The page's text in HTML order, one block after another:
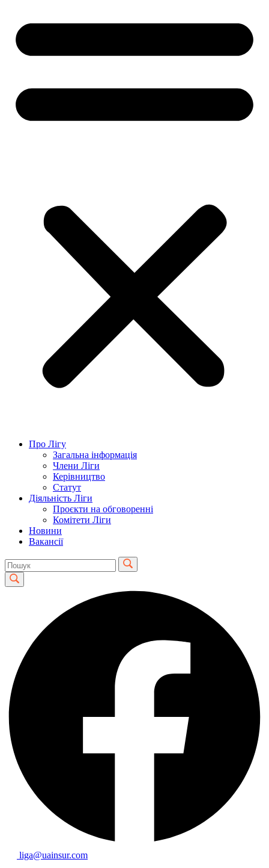
Про Лігу
Загальна інформація
Члени Ліги
Керівництво
Статут
Діяльність Ліги
Проєкти на обговоренні
Комітети Ліги
Новини
Вакансії
liga@uainsur.com